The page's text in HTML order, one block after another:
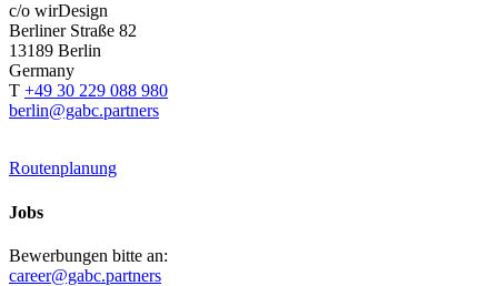
c/o wirDesign
Berliner Straße 82
13189 Berlin
Germany
T +49 30 229 088 980
berlin@gabc.partners
Routenplanung
Jobs
Bewerbungen bitte an:
career@gabc.partners